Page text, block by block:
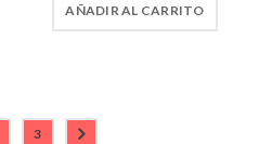
AÑADIR AL CARRITO
3